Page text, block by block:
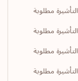
التأشيرة مطلوبة
التأشيرة مطلوبة
التأشيرة مطلوبة
التأشيرة مطلوبة